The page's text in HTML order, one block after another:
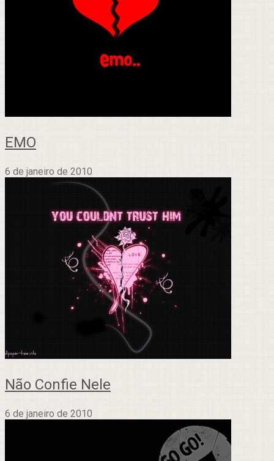
EMO
6 de janeiro de 2010
Não Confie Nele
6 de janeiro de 2010